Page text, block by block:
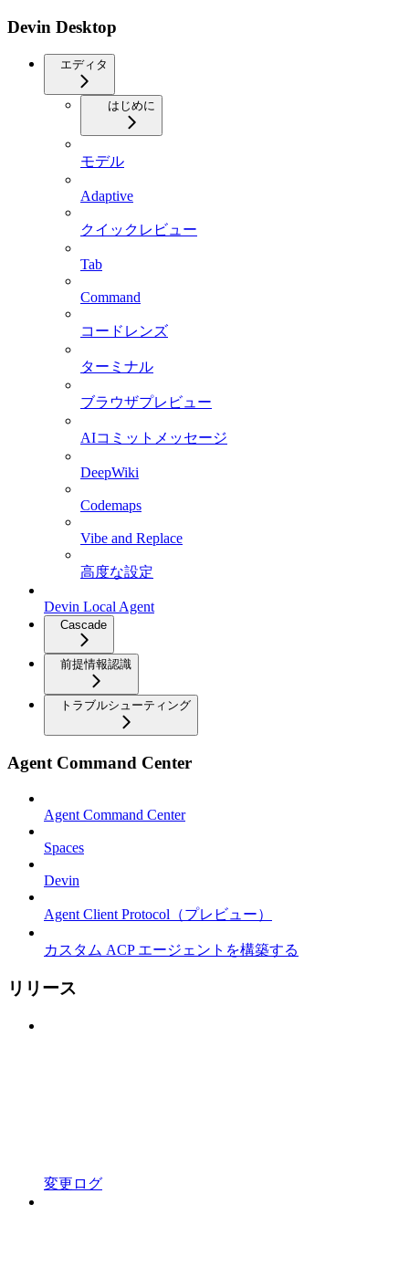
Devin Desktop
エディタ
はじめに
モデル
Adaptive
クイックレビュー
Tab
Command
コードレンズ
ターミナル
ブラウザプレビュー
AIコミットメッセージ
DeepWiki
Codemaps
Vibe and Replace
高度な設定
Devin Local Agent
Cascade
前提情報認識
トラブルシューティング
Agent Command Center
Agent Command Center
Spaces
Devin
Agent Client Protocol（プレビュー）
カスタム ACP エージェントを構築する
リリース
変更ログ